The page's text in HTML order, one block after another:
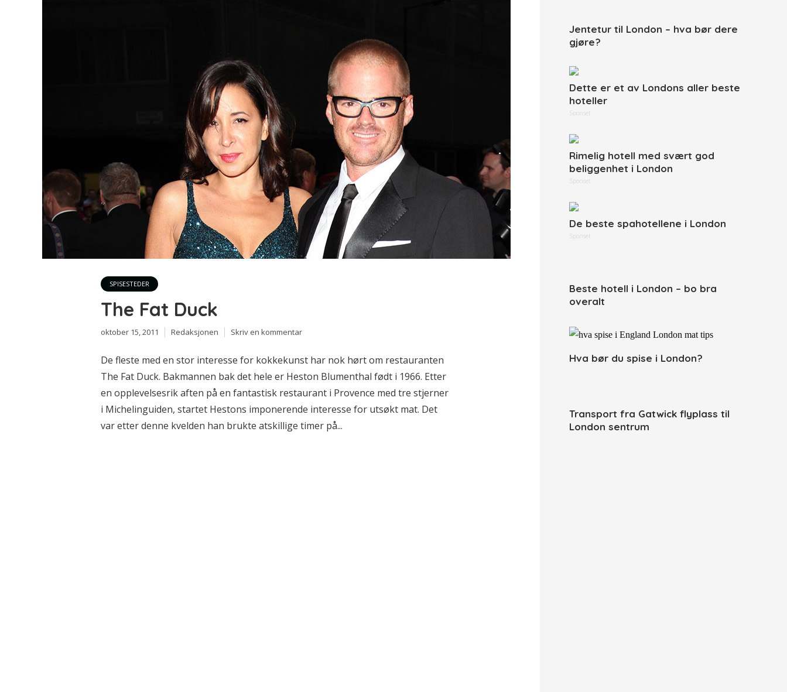
SPISESTEDER
The Fat Duck
oktober 15, 2011 Redaksjonen Skriv en kommentar
De fleste med en stor interesse for kokkekunst har nok hørt om restauranten
The Fat Duck. Bakmannen bak det hele er Heston Blumenthal født i 1966. Etter
en opplevelsesrik aften på en fantastisk restaurant i Provence med tre stjerner
i Michelinguiden, startet Hestons imponerende interesse for utsøkt mat. Det
var etter denne kvelden han brukte atskillige timer på...
Jentetur til London – hva bør dere
gjøre?
Dette er et av Londons aller beste
hoteller
Sponset
Rimelig hotell med svært god
beliggenhet i London
Sponset
De beste spahotellene i London
Sponset
Beste hotell i London – bo bra
overalt
Hva bør du spise i London?
Transport fra Gatwick flyplass til
London sentrum